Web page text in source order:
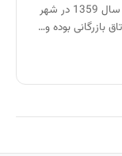
بیوگرافی شراره عزیزی شراره عزیزی 28 اردیبهشت سال 1359 در شهر
بازرگانی بوده و…